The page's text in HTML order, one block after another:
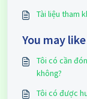
Tài liệu tham
You may
Tôi có cần
không?
Tôi có được